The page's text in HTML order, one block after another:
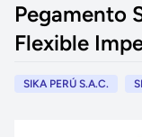
Pegamento
Flexible
SIKA PERÚ S.A.C.